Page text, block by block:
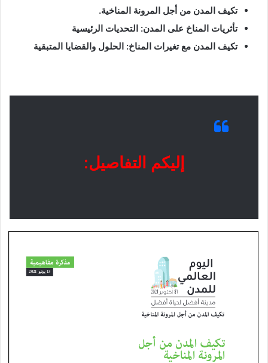
تكيف المدن من أجل المرونة المناخية.
تأثريات المناخ على المدن: التحديات الرئيسية
تكيف المدن مع تغيرات المناخ: الحلول والقضايا المتبقية
إليكم التفاصيل: